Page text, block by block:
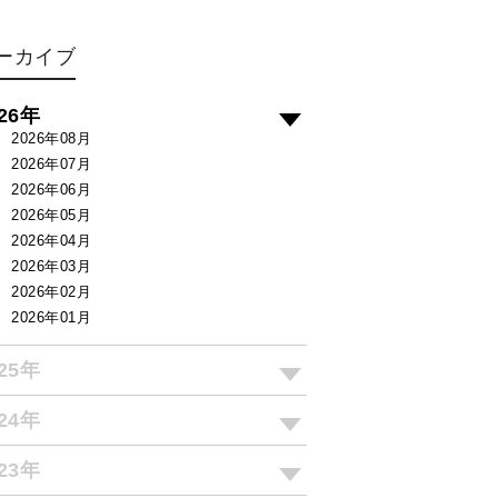
カイブ
年
2026年08月
2026年07月
2026年06月
2026年05月
2026年04月
2026年03月
2026年02月
2026年01月
年
年
年